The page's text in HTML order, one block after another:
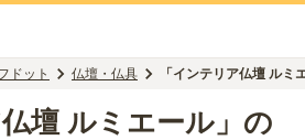
ドット 仏壇・仏具 「インテリア仏壇 ル
仏壇 ルミエール」の